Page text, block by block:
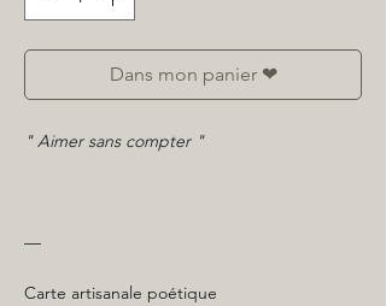
Dans mon panier ❤
" Aimer sans compter "
—
Carte artisanale poétique